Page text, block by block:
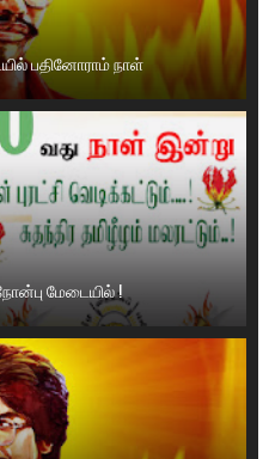
பதினோராம் நாள்
மேடையில் !